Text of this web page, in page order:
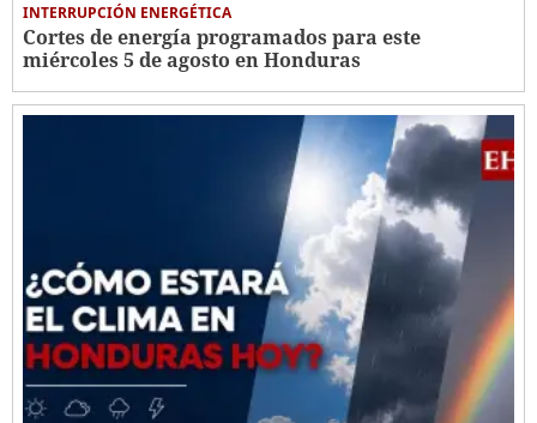
INTERRUPCIÓN ENERGÉTICA
Cortes de energía programados para este
miércoles 5 de agosto en Honduras